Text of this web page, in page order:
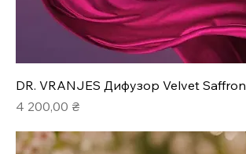
DR. VRANJES Дифузор Velvet Saffron
Ціна
4 200,00 ₴